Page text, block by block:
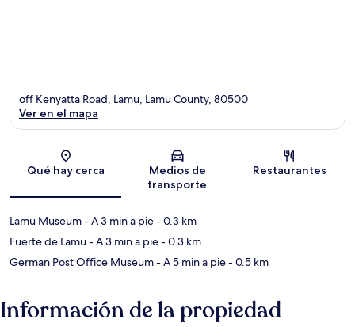
Sección del mapa
off Kenyatta Road, Lamu, Lamu County, 80500
Ver en el mapa
Qué hay cerca
Medios de
transporte
Restaurantes
Lamu Museum- A 3 min a pie- 0.3 km
Fuerte de Lamu- A 3 min a pie- 0.3 km
German Post Office Museum- A 5 min a pie- 0.5 km
Información de la propiedad